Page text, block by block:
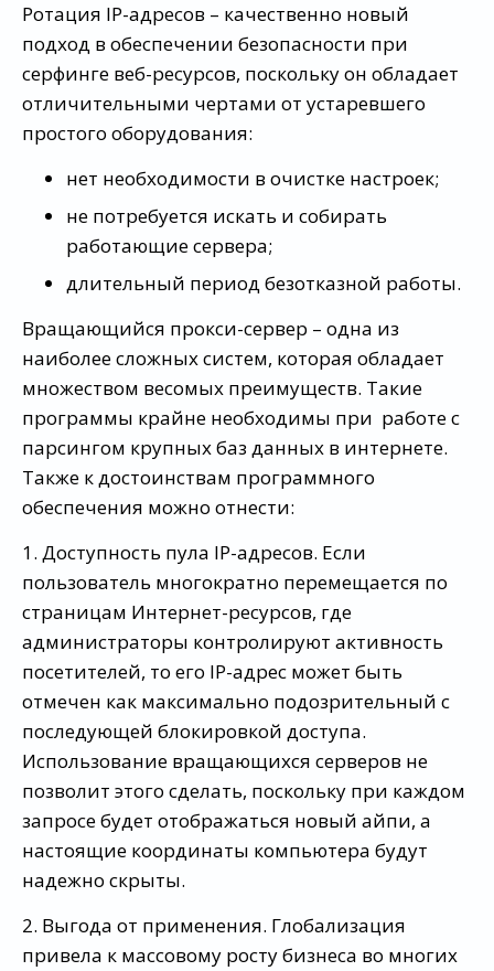
Ротация IP-адресов – качественно новый
подход в обеспечении безопасности при
серфинге веб-ресурсов, поскольку он обладает
отличительными чертами от устаревшего
простого оборудования:
нет необходимости в очистке настроек;
не потребуется искать и собирать
работающие сервера;
длительный период безотказной работы.
Вращающийся прокси-сервер – одна из
наиболее сложных систем, которая обладает
множеством весомых преимуществ. Такие
программы крайне необходимы при работе с
парсингом крупных баз данных в интернете.
Также к достоинствам программного
обеспечения можно отнести:
1. Доступность пула IP-адресов. Если
пользователь многократно перемещается по
страницам Интернет-ресурсов, где
администраторы контролируют активность
посетителей, то его IP-адрес может быть
отмечен как максимально подозрительный с
последующей блокировкой доступа.
Использование вращающихся серверов не
позволит этого сделать, поскольку при каждом
запросе будет отображаться новый айпи, а
настоящие координаты компьютера будут
надежно скрыты.
2. Выгода от применения. Глобализация
привела к массовому росту бизнеса во многих